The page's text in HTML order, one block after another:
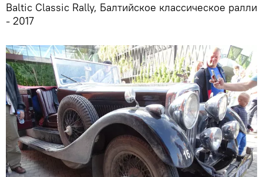
Baltic Classic Rally, Балтийское классическое ралли
- 2017